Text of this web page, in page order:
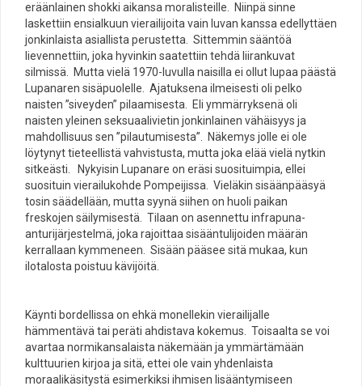
eräänlainen shokki aikansa moralisteille. Niinpä sinne
laskettiin ensialkuun vierailijoita vain luvan kanssa edellyttäen
jonkinlaista asiallista perustetta. Sittemmin sääntöä
lievennettiin, joka hyvinkin saatettiin tehdä liirankuvat
silmissä. Mutta vielä 1970-luvulla naisilla ei ollut lupaa päästä
Lupanaren sisäpuolelle. Ajatuksena ilmeisesti oli pelko
naisten ”siveyden” pilaamisesta. Eli ymmärryksenä oli
naisten yleinen seksuaalivietin jonkinlainen vähäisyys ja
mahdollisuus sen ”pilautumisesta”. Näkemys jolle ei ole
löytynyt tieteellistä vahvistusta, mutta joka elää vielä nytkin
sitkeästi. Nykyisin Lupanare on eräsi suosituimpia, ellei
suosituin vierailukohde Pompeijissa. Vieläkin sisäänpääsyä
tosin säädellään, mutta syynä siihen on huoli paikan
freskojen säilymisestä. Tilaan on asennettu infrapuna-
anturijärjestelmä, joka rajoittaa sisääntulijoiden määrän
kerrallaan kymmeneen. Sisään pääsee sitä mukaa, kun
ilotalosta poistuu kävijöitä.
Käynti bordellissa on ehkä monellekin vierailijalle
hämmentävä tai peräti ahdistava kokemus. Toisaalta se voi
avartaa normikansalaista näkemään ja ymmärtämään
kulttuurien kirjoa ja sitä, ettei ole vain yhdenlaista
moraalikäsitystä esimerkiksi ihmisen lisääntymiseen